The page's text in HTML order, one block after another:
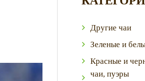
Другие чаи
Зеленые и
Красные и
чаи, пуэры